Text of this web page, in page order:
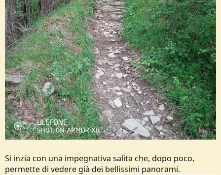
Si inzia con una impegnativa salita che, dopo poco,
permette di vedere già dei bellissimi panorami.